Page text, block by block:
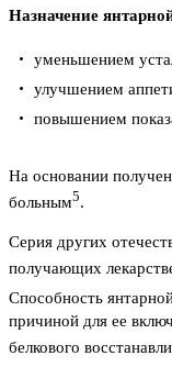
Назначение
уменьшением
улучшением
повышением
На основании
больным5.
Серия других
получающих
Способность
причиной для ее
белкового